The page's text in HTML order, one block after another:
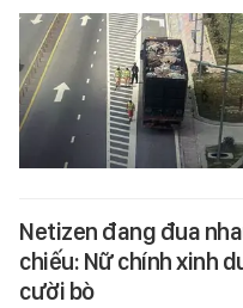
Netizen đang đua
chiếu: Nữ chính xinh
cười bò